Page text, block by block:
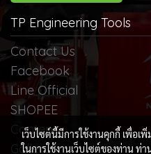
TP Engineering Tools
Contact Us
Facebook
Line Official
SHOPEE
Content
Gallery
เว็บไซต์นี้มีการใช้งานคุกกี้ เพื่อ
ในการใช้งานเว็บไซต์ของท่าน ท่